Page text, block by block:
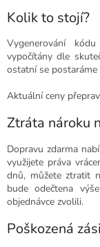
Kolik to stojí?
Vygenerování
vypočítány dle
ostatní se postaráme
Aktuální ceny
Ztráta nároku
Dopravu zdarma
využijete práva
dnů, můžete ztratit
bude odečtena
objednávce zvolili.
Poškozená